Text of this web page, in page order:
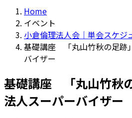
Home
イベント
小倉倫理法人会｜単会スケジ
基礎講座 「丸山竹秋の足跡
バイザー
基礎講座 「丸山竹秋
法人スーパーバイザー